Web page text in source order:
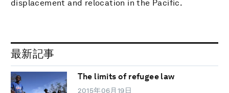
displacement and relocation in the Pacific.
最新記事
The limits of refugee law
2015年06月19日